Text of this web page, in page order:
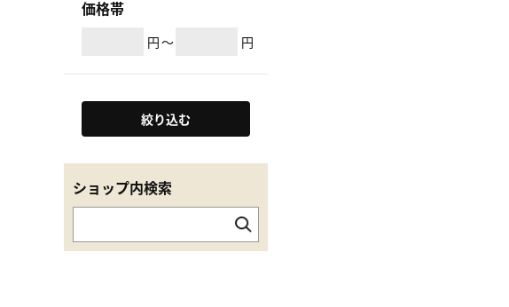
価格帯
円～ 円
絞り込む
ショップ内検索